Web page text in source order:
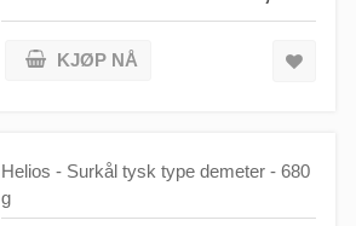
KJØP NÅ
Helios - Surkål tysk type demeter - 680
g